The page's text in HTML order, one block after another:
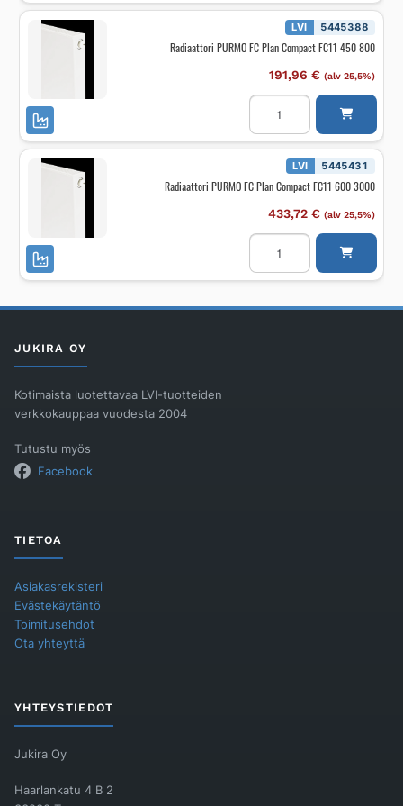
Compact
1600
LVI 5445388
Radiaattori PURMO FC Plan Compact FC11 450 800
191,96 € (alv 25,5%)
Radiaattori
PURMO
Plan
Compact
800
LVI 5445431
Radiaattori PURMO FC Plan Compact FC11 600 3000
433,72 € (alv 25,5%)
Radiaattori
PURMO
Plan
600
JUKIRA OY
Kotimaista luotettavaa LVI-tuotteiden
verkkokauppaa vuodesta 2004
Tutustu myös
Facebook
TIETOA
Asiakasrekisteri
Evästekäytäntö
Toimitusehdot
Ota yhteyttä
YHTEYSTIEDOT
Jukira Oy
Haarlankatu 4 B 2